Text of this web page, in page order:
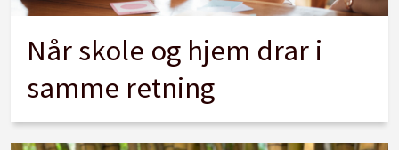
Når skole og hjem drar i
samme retning